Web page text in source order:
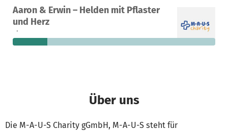
Aaron & Erwin – Helden mit Pflaster
und Herz
Ein Projekt in Karlsruhe, Deutschland
16
fehlen noch
Über uns
Die M-A-U-S Charity gGmbH, M-A-U-S steht für